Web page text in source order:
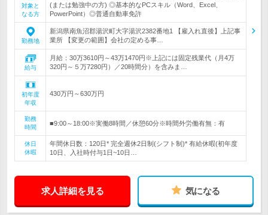
対象と
なる方
(または勉強中の方) ◎基本的なPCスキル（Word、Excel、
PowerPoint）◎普通自動車免許
勤務地
新潟県南魚沼郡湯沢町大字湯沢2382番地1 【雇入れ直後】上記事
業所 【変更の範囲】会社の定める事…
給与
月給：30万3610円～43万1470円※上記には固定残業代（月4万
320円～５万7280円）／20時間分）を含みま…
初年度
年収
430万円～630万円
勤務
時間
■9:00～18:00※実働8時間／休憩60分※時間外労働有無：有
休日
休暇
年間休日数：120日* 完全週休2日制(シフト制)* 有給休暇(初年度
10日、入社時付与1日~10日…
求人詳細を見る 気になる